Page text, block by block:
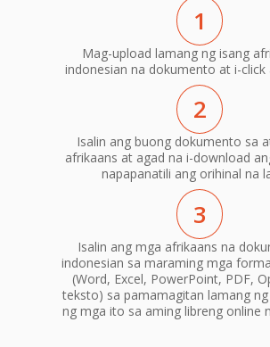
1
Mag-upload lamang ng isang
indonesian na dokumento at i-click
2
Isalin ang buong dokumento sa
afrikaans at agad na i-download
napapanatili ang orihinal na
3
Isalin ang mga afrikaans na
indonesian sa maraming mga
(Word, Excel, PowerPoint, PDF,
teksto) sa pamamagitan lamang
ng mga ito sa aming libreng online